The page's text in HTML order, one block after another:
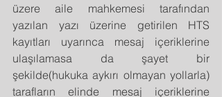
üzere aile mahkemesi tarafından
yazılan yazı üzerine getirilen HTS
kayıtları uyarınca mesaj içeriklerine
ulaşılamasa da şayet bir
şekilde(hukuka aykırı olmayan yollarla)
tarafların elinde mesaj içeriklerine